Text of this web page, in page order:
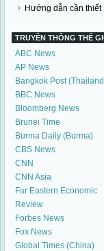
Hướng dẫn cần thiết
TRUYỀN THÔNG THẾ
ABC News
AP News
Bangkok Post
BBC News
Bloomberg News
Brunei Time
Burma Daily (Burma)
CBS News
CNN
CNN Asia
Far Eastern Economic
Review
Forbes News
Fox News
Global Times (China)